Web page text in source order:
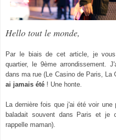
Hello tout le monde,
Par le biais de cet article, je
quartier, le 9ème arrondissement.
dans ma rue (Le Casino de Paris, La
ai jamais été ! Une honte.
La dernière fois que j'aiété voir une
baladait souvent dans Paris et je
rappelle maman).